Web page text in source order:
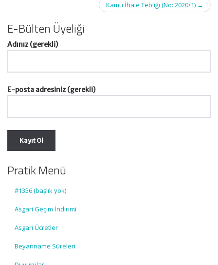
Kamu İhale Tebliği (No: 2020/1) →
E-Bülten Üyeliği
Adınız (gerekli)
E-posta adresiniz (gerekli)
Pratik Menü
#1356 (başlık yok)
Asgari Geçim İndirimi
Asgari Ücretler
Beyanname Süreleri